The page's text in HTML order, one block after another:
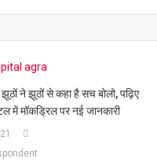
ने झूठों से कहा है सच बोलो, पढ़िए
में मॉकड्रिल पर नई जानकारी